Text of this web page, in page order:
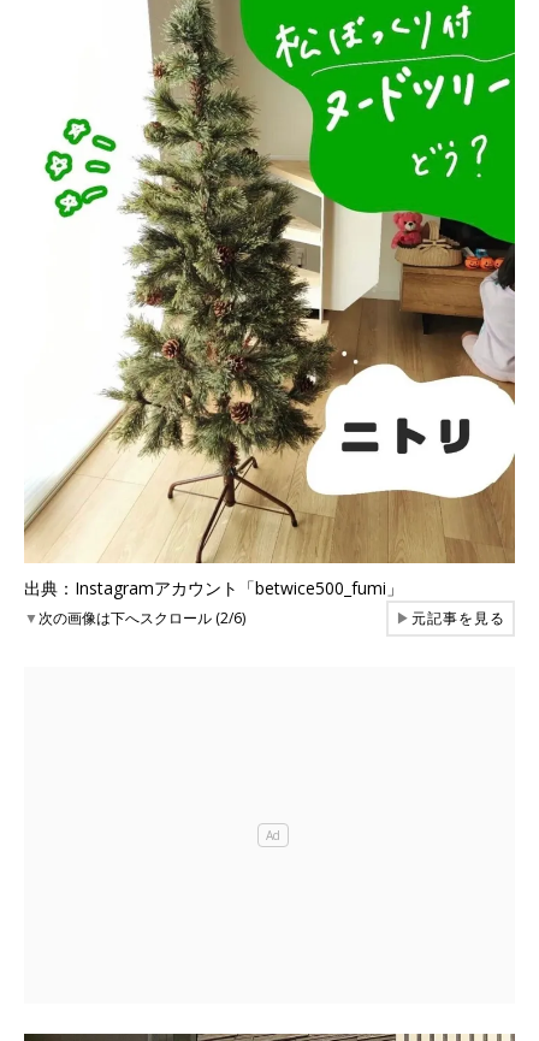
出典：Instagramアカウント「betwice500_fumi」
▼次の画像は下へスクロール (2/6) ▶元記事を見る